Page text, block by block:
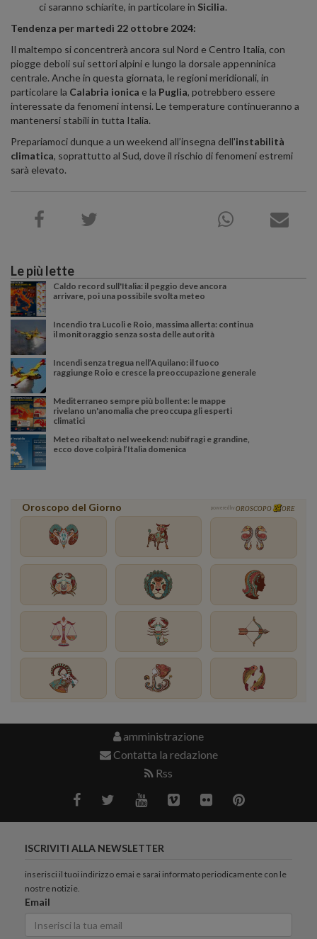
ci saranno schiarite, in particolare in Sicilia.
Tendenza per martedì 22 ottobre 2024:
Il maltempo si concentrerà ancora sul Nord e Centro Italia, con
piogge deboli sui settori alpini e lungo la dorsale appenninica
centrale. Anche in questa giornata, le regioni meridionali, in
particolare la Calabria ionica e la Puglia, potrebbero essere
interessate da fenomeni intensi. Le temperature continueranno a
mantenersi stabili in tutta Italia.
Prepariamoci dunque a un weekend all’insegna dell'instabilità
climatica, soprattutto al Sud, dove il rischio di fenomeni estremi
sarà elevato.
Le più lette
Caldo record sull'Italia: il peggio deve ancora
arrivare, poi una possibile svolta meteo
Incendio tra Lucoli e Roio, massima allerta: continua
il monitoraggio senza sosta delle autorità
Incendi senza tregua nell’Aquilano: il fuoco
raggiunge Roio e cresce la preoccupazione generale
Mediterraneo sempre più bollente: le mappe
rivelano un'anomalia che preoccupa gli esperti
climatici
Meteo ribaltato nel weekend: nubifragi e grandine,
ecco dove colpirà l’Italia domenica
Oroscopo del Giorno powered by OROSCOPO ORE
amministrazione
Contatta la redazione
Rss
ISCRIVITI ALLA NEWSLETTER
inserisci il tuoi indirizzo emai e sarai informato periodicamente con le
nostre notizie.
Email